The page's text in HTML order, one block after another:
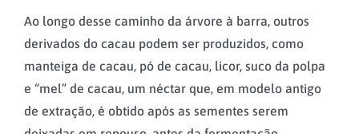
Ao longo desse caminho da árvore à barra, outros
derivados do cacau podem ser produzidos, como
manteiga de cacau, pó de cacau, licor, suco da polpa
e “mel” de cacau, um néctar que, em modelo antigo
de extração, é obtido após as sementes serem